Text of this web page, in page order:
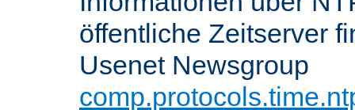
öffentliche Zeitserver
Usenet Newsgroup